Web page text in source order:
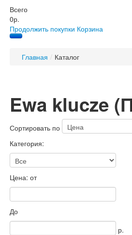
Всего
0р.
Продолжить покупки Корзина
Главная / Каталог
Ewa klucze
Сортировать по
Категория:
Цена: от
До
р.